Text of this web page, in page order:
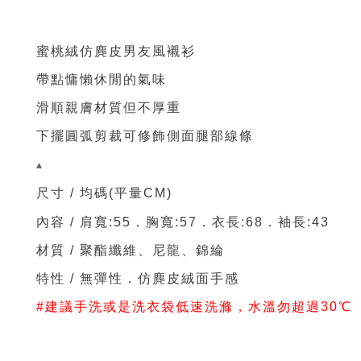
蜜桃絨仿麂皮男友風襯衫
帶點慵懶休閒的氣味
滑順親膚材質但不厚重
下擺圓弧剪裁可修飾側面腿部線條
▴
尺寸 / 均碼(平量CM)
內容 / 肩寬:55．胸寬:57． 衣長:68 ．袖長:43
材質 / 聚酯纖維、尼龍、錦綸
特性 / 無彈性 ．仿麂皮絨面手感
#建議手洗或是洗衣袋低速洗滌，水溫勿超過30℃